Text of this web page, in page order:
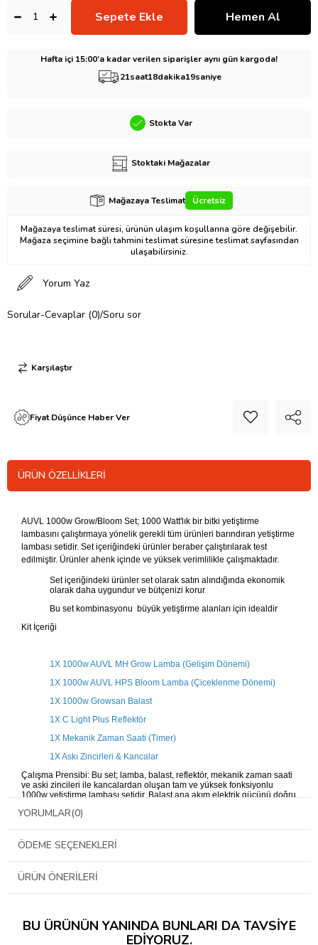
Hafta içi 15:00’a kadar verilen siparişler aynı gün kargoda!
21saat18dakika18saniye
Stokta Var
Stoktaki Mağazalar
Mağazaya Teslimat Ücretsiz
Mağazaya teslimat süresi, ürünün ulaşım koşullarına göre değişebilir.
Mağaza seçimine bağlı tahmini teslimat süresine teslimat sayfasından
ulaşabilirsiniz.
Yorum Yaz
Sorular-Cevaplar (0)/Soru sor
Karşılaştır
Fiyat Düşünce Haber Ver
ÜRÜN ÖZELLIKLERI
AUVL 1000w Grow/Bloom Set; 1000 Watt'lık bir bitki yetiştirme
lambasını çalıştırmaya yönelik gerekli tüm ürünleri barındıran yetiştirme
lambası setidir. Set içeriğindeki ürünler beraber çalıştırılarak test
edilmiştir. Ürünler ahenk içinde ve yüksek verimlilikle çalışmaktadır.
Set içeriğindeki ürünler set olarak satın alındığında ekonomik
olarak daha uygundur ve bütçenizi korur
Bu set kombinasyonu büyük yetiştirme alanları için idealdir
Kit İçeriği
1X 1000w AUVL MH Grow Lamba (Gelişim Dönemi)
1X 1000w AUVL HPS Bloom Lamba (Çiceklenme Dönemi)
1X 1000w Growsan Balast
1X C Light Plus Reflektör
1X Mekanik Zaman Saati (Timer)
1X Askı Zincirleri & Kancalar
Çalışma Prensibi: Bu set; lamba, balast, reflektör, mekanik zaman saati
ve aski zincileri ile kancalardan oluşan tam ve yüksek fonksiyonlu
1000w yetiştirme lambası setidir. Balast ana akım elektrik gücünü doğru
sağlamaktadır. Yetiştirme lambası elektrik gücünü yetişmekte olan
yansıttığı ışık spektrumunu tekrar yetiştirme ortamına yansıtmak
Set içeriğindeki ürünlerle ilgili daha detaylı bilgi için lütfen yukarıdaki
askı yardımıyla doğru yükseklikte asın. Yetiştirme lambasını temiz bir
bez yardımıyla reflektörün duy kısmına sıkı ve dikkatlice yerleştirin.
Lambanın duy kısmına mümkün olduğunca sıkı yerleştirilmesi
YORUMLAR(0)
ÖDEME SEÇENEKLERI
ÜRÜN ÖNERILERI
BU ÜRÜNÜN YANINDA BUNLARI DA TAVSIYE
EDIYORUZ.